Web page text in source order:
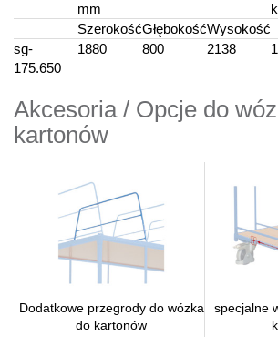
mm
SzerokośćGłębokośćWysokość
sg-
175.650
1880 800 2138
Akcesoria / Opcje do
kartonów
Dodatkowe przegrody do wózka
do kartonów
specjalne